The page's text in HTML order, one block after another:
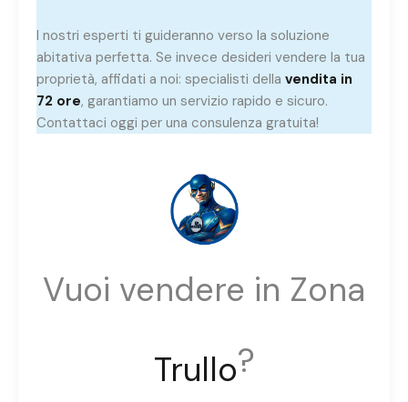
I nostri esperti ti guideranno verso la soluzione
abitativa perfetta. Se invece desideri vendere la tua
proprietà, affidati a noi: specialisti della vendita in
72 ore, garantiamo un servizio rapido e sicuro.
Contattaci oggi per una consulenza gratuita!
Vuoi vendere in Zona
Trullo?